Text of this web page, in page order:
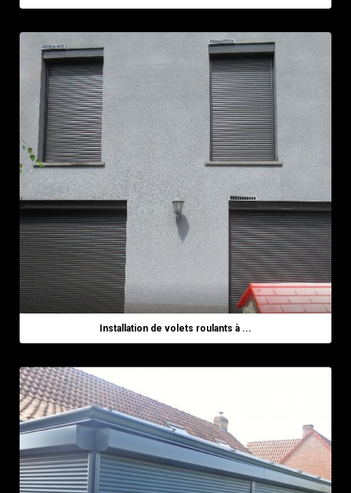
Installation de volets roulants à ...